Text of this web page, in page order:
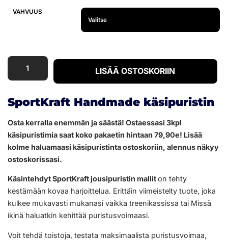
VAHVUUS
LISÄÄ OSTOSKORIIN
SportKraft Handmade käsipuristin
Osta kerralla enemmän ja säästä! Ostaessasi 3kpl
käsipuristimia saat koko pakaetin hintaan 79,90e! Lisää
kolme haluamaasi käsipuristinta ostoskoriin, alennus näkyy
ostoskorissasi.
Käsintehdyt SportKraft jousipuristin malliton tehty
kestämään kovaa harjoittelua. Erittäin viimeistelty tuote, joka
kulkee mukavasti mukanasi vaikka treenikassissa tai Missä
ikinä haluatkin kehittää puristusvoimaasi.
Voit tehdä toistoja, testata maksimaalista puristusvoimaa,